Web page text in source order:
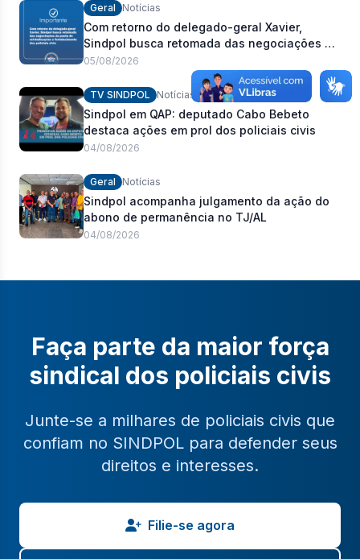
Geral Notícias
Com retorno do delegado-geral Xavier,
Sindpol busca retomada das negociações da
pauta de reivindicações e fortalecimento dos
05/08/2026
TV SINDPOL Notícias
Sindpol em QAP: deputado Cabo Bebeto
destaca ações em prol dos policiais civis
04/08/2026
Geral Notícias
Sindpol acompanha julgamento da ação do
abono de permanência no TJ/AL
04/08/2026
Faça parte da maior força
sindical dos policiais civis
Junte-se a milhares de policiais civis que
confiam no SINDPOL para defender seus
direitos e interesses.
Filie-se agora